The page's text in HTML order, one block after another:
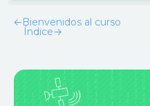
←Bienvenidos al curso
→
Índice